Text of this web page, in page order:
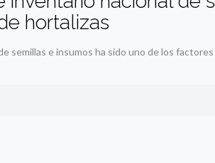
hortalizas
semillas e insumos ha sido uno de los